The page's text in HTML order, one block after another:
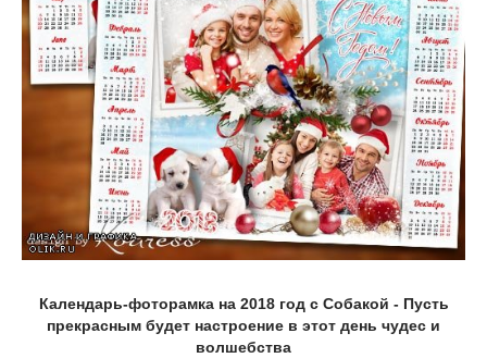
Календарь-фоторамка на 2018 год с Собакой - Пусть
прекрасным будет настроение в этот день чудес и
волшебства